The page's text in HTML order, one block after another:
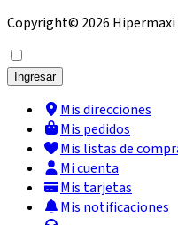
Copyright© 2026 Hipermaxi
Ingresar
Mis direcciones
Mis pedidos
Mis listas de
Mi cuenta
Mis tarjetas
Mis notificaciones